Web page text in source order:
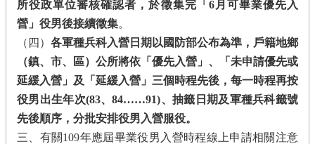
所役政單位審核確認者，於徵集完「 6月可畢業優先入
營」役男後接續徵集。
（四） 各軍種兵科入營日期以國防部公布為準，戶籍地鄉
（鎮、市、區）公所將依「優先入營」、「未申請優先或
延緩入營」及「延緩入營」三個時程先後，每一時程再按
役男出生年次(83、84……91)、抽籤日期及軍種兵科籤號
先後順序，分批安排役男入營服役。
三、有關109年應屆畢業役男入營時程線上申請相關注意